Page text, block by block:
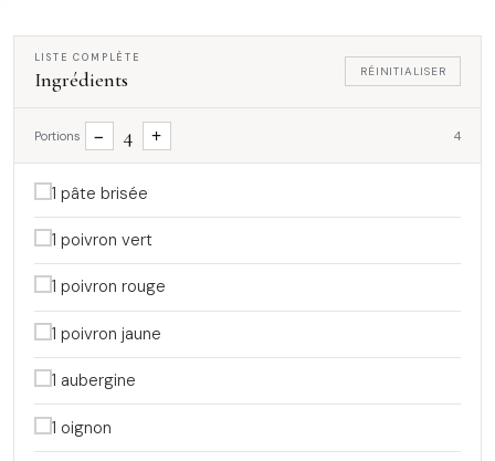
LISTE COMPLÈTE
Ingrédients RÉINITIALISER
Portions − 4 + 4
1 pâte brisée
1 poivron vert
1 poivron rouge
1 poivron jaune
1 aubergine
1 oignon